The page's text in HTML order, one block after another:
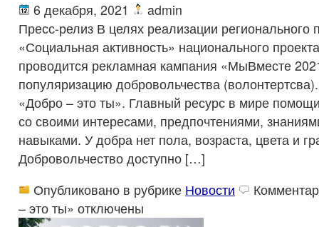
6 декабря, 2021
admin
Пресс-релиз В целях реализации регионального
«Социальная активность» национального
проводится рекламная кампания «МыВместе
популяризацию добровольчества
«Добро – это ты». Главный ресурс в мире
со своими интересами, предпочтениями,
навыками. У добра нет пола, возраста, цвета и
Добровольчество доступно […]
Опубликовано в рубрике Новости
– это ты» отключены